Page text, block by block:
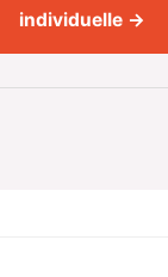
individuelle →